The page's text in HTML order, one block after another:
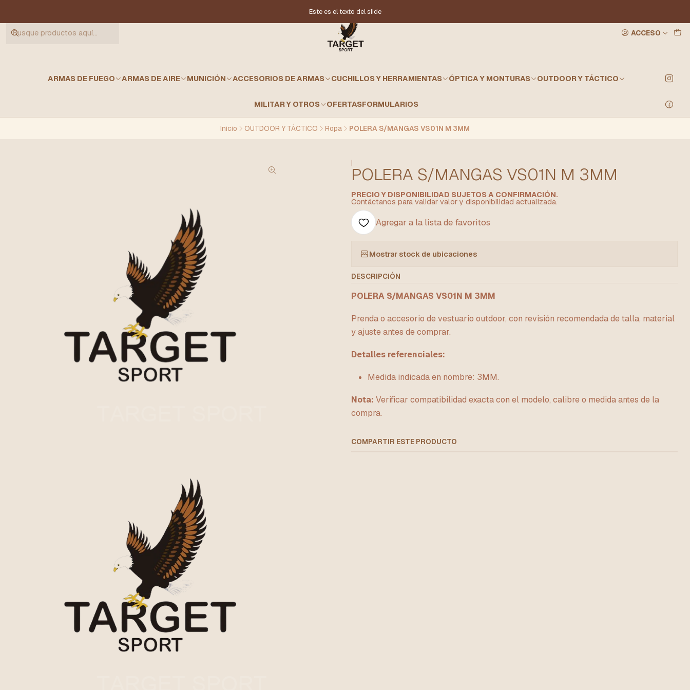
ACCESO
ARMAS DE FUEGO ARMAS DE AIRE MUNICIÓN ACCESORIOS DE ARMAS CUCHILLOS Y HERRAMIENTAS ÓPTICA Y MONTURAS OUTDOOR Y TÁCTICO
MILITAR Y OTROS OFERTASFORMULARIOS
Este es el texto del slide
Inicio OUTDOOR Y TÁCTICO Ropa POLERA S/MANGAS VS01N M 3MM
|
POLERA S/MANGAS VS01N M 3MM
PRECIO Y DISPONIBILIDAD SUJETOS A CONFIRMACIÓN.
Contáctanos para validar valor y disponibilidad actualizada.
Agregar a la lista de favoritos
Mostrar stock de ubicaciones
DESCRIPCIÓN
POLERA S/MANGAS VS01N M 3MM
Prenda o accesorio de vestuario outdoor, con revisión recomendada de talla, material
y ajuste antes de comprar.
Detalles referenciales:
Medida indicada en nombre: 3MM.
Nota: Verificar compatibilidad exacta con el modelo, calibre o medida antes de la
compra.
COMPARTIR ESTE PRODUCTO